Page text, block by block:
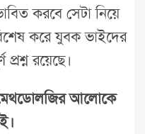
করবে সেটা নিয়ে
করে যুবক ভাইদের
রয়েছে।
আলোকে